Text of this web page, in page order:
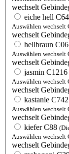
wechselt
eiche hell C64
Auswählen wechselt
wechselt
hellbraun C06
Auswählen wechselt
wechselt
jasmin C1216
Auswählen wechselt
wechselt
kastanie C742
Auswählen wechselt
wechselt
kiefer C88
Auswählen wechselt
wechselt